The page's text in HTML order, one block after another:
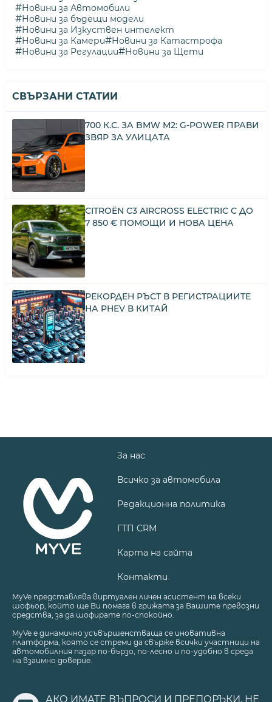
#Новини за Автомобили
#Новини за бъдещи модели
#Новини за Изкуствен интелект
#Новини за Камери#Новини за Катастрофа
#Новини за Регулации#Новини за Щети
СВЪРЗАНИ СТАТИИ
700 К.С. ЗА BMW M2: G-POWER ПРАВИ
ЗВЯР ЗА УЛИЦАТА
CITROËN C3 AIRCROSS ELECTRIC С ДО
7 850 € ПОМОЩИ И НОВА ЦЕНА
РЕКОРДЕН РЪСТ В РЕГИСТРАЦИИТЕ
НА PHEV В КИТАЙ
За нас
Всичко за автомобила
Редакционна политика
ГТП CRM
Карта на сайта
Контакти
MyVe представлява виртуален личен асистент на всеки
шофьор, който ще Ви помага в грижата за Вашите превозни
средства, за да шофирате по-спокойно.
MyVe е динамично усъвършенстваща се иновативна
платформа, която се стреми да свърже всички участници на
автомобилния пазар по-бързо, по-лесно и по-удобно в среда
на взаимно доверие.
АКО ИМАТЕ ВЪПРОСИ И ПРЕПОРЪКИ, НЕ